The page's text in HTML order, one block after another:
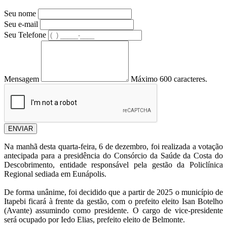
Seu nome
Seu e-mail
Seu Telefone
Mensagem Máximo 600 caracteres.
ENVIAR
Na manhã desta quarta-feira, 6 de dezembro, foi realizada a votação
antecipada para a presidência do Consórcio da Saúde da Costa do
Descobrimento, entidade responsável pela gestão da Policlínica
Regional sediada em Eunápolis.
De forma unânime, foi decidido que a partir de 2025 o município de
Itapebi ficará à frente da gestão, com o prefeito eleito Isan Botelho
(Avante) assumindo como presidente. O cargo de vice-presidente
será ocupado por Iedo Elias, prefeito eleito de Belmonte.